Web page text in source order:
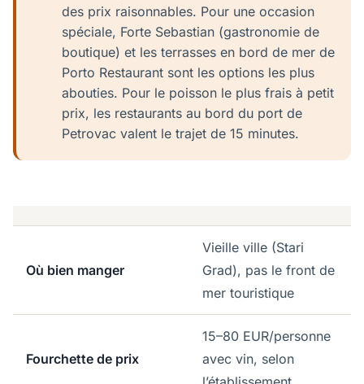
des prix raisonnables. Pour une occasion
spéciale, Forte Sebastian (gastronomie de
boutique) et les terrasses en bord de mer de
Porto Restaurant sont les options les plus
abouties. Pour le poisson le plus frais à petit
prix, les restaurants au bord du port de
Petrovac valent le trajet de 15 minutes.
Où bien manger
Vieille ville (Stari
Grad), pas le front de
mer touristique
Fourchette de prix
15–80 EUR/personne
avec vin, selon